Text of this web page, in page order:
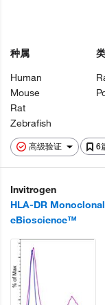
高级验证 6
种属
Human
Mouse
Rat
Zebrafish
Invitrogen
HLA-DR
eBioscience™